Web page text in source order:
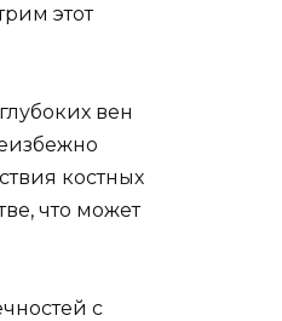
этот
вен
костных
что может
с